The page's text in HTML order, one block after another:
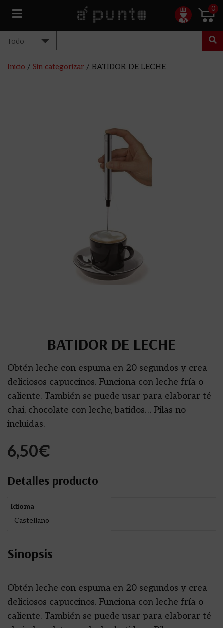
0
Inicio / Sin categorizar / BATIDOR DE LECHE
BATIDOR DE LECHE
Obtén leche con espuma en 20 segundos y crea
deliciosos capuccinos. Funciona con leche fría o
caliente. También se puede usar para elaborar té
chai, chocolate con leche, batidos… Pilas no
incluidas.
6,50€
Detalles producto
Idioma
Castellano
Sinopsis
Obtén leche con espuma en 20 segundos y crea
deliciosos capuccinos. Funciona con leche fría o
caliente. También se puede usar para elaborar té